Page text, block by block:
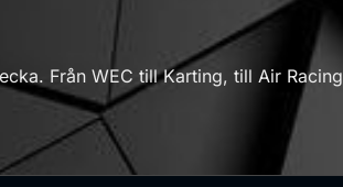
Från WEC till Karting, till Air Racing